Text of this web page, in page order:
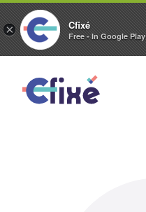
× Cfixé
Free - In Google Play